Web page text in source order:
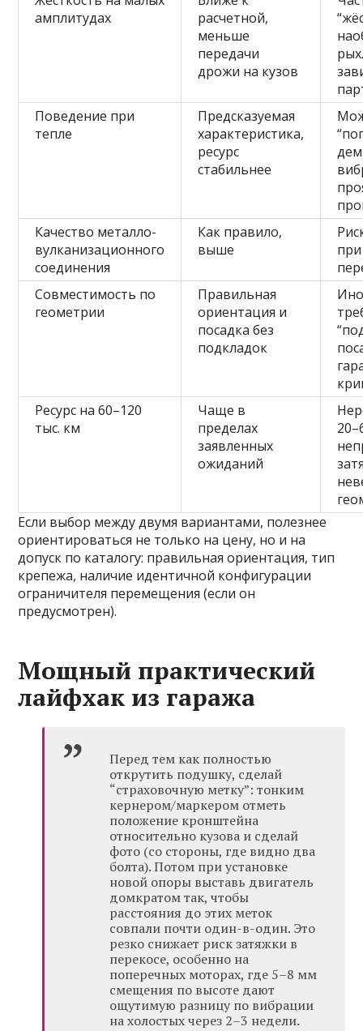
амплитудах
расчетной,
меньше
передачи
дрожи на кузов
Поведение при
тепле
Предсказуемая
характеристика,
ресурс
стабильнее
Качество металло-
вулканизационного
соединения
Как правило,
выше
Совместимость по
геометрии
Правильная
ориентация и
посадка без
подкладок
Ресурс на 60–120
тыс. км
Чаще в
пределах
заявленных
ожиданий
Если выбор между двумя вариантами, полезнее
ориентироваться не только на цену, но и на
допуск по каталогу: правильная ориентация, тип
крепежа, наличие идентичной конфигурации
ограничителя перемещения (если он
предусмотрен).
Мощный практический
лайфхак из гаража
Перед тем как полностью
открутить подушку, сделай
“страховочную метку”: тонким
кернером/маркером отметь
положение кронштейна
относительно кузова и сделай
фото (со стороны, где видно два
болта). Потом при установке
новой опоры выставь двигатель
домкратом так, чтобы
расстояния до этих меток
совпали почти один-в-один. Это
резко снижает риск затяжки в
перекосе, особенно на
поперечных моторах, где 5–8 мм
смещения по высоте дают
ощутимую разницу по вибрации
на холостых через 2–3 недели.